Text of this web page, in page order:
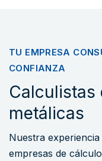
TU EMPRESA
CONFIANZA
Calculistas
metálicas
Nuestra
empresas de